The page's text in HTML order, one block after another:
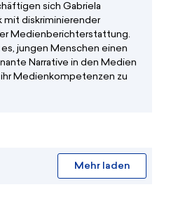
sich Gabriela
mit diskrimi­nierender
Medienbe­richt­er­stattung.
jungen Menschen einen
Narrative in den Medien
Medienkom­petenzen zu
Mehr laden